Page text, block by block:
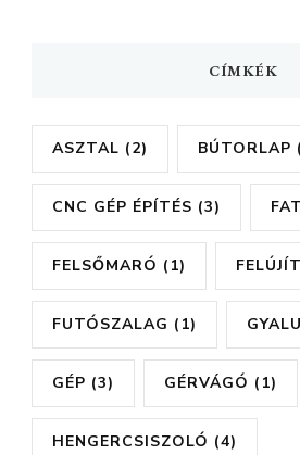
CÍMKÉK
ASZTAL (2) BÚTORLAP
CNC GÉP ÉPÍTÉS (3)
FELSŐMARÓ (1)
FUTÓSZALAG (1)
GÉP (3) GÉRVÁGÓ (1)
HENGERCSISZOLÓ (4)